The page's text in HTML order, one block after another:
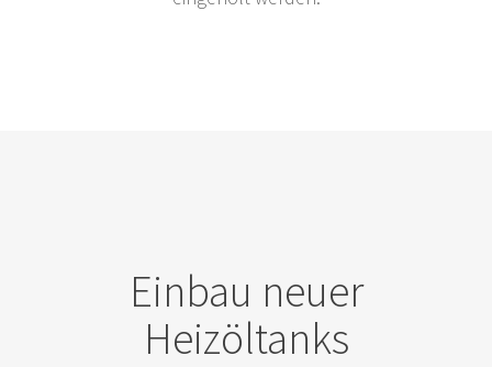
Einbau neuer
Heizöltanks